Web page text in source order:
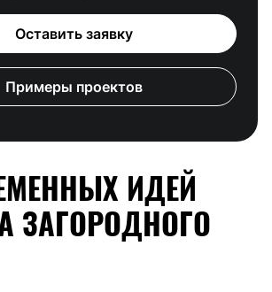
Оставить заявку
Примеры проектов
ИДЕЙ
ЗАГОРОДНОГО